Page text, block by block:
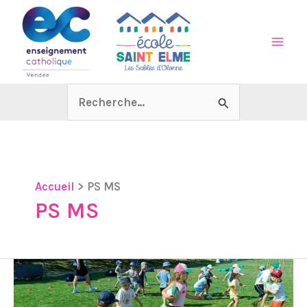
contenu
Rechercher :
Accueil PS MS
PS MS
Et
si